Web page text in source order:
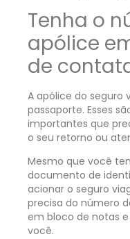
Tenha o
apólice
de
A apólice do seguro
passaporte. Esses
importantes que
o seu retorno ou
Mesmo que você
documento de
acionar o seguro
precisa do número
em bloco de notas
você.